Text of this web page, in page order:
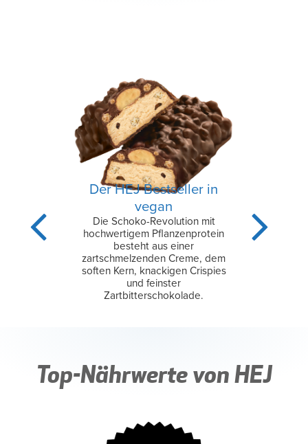
Der HEJ Bestseller in
vegan
Die Schoko-Revolution mit
hochwertigem Pflanzenprotein
besteht aus einer
zartschmelzenden Creme, dem
soften Kern, knackigen Crispies
und feinster
Zartbitterschokolade.
Top-Nährwerte von HEJ